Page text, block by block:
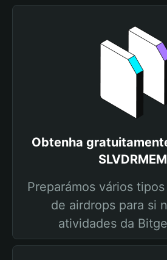
Obtenha
Preparámos vários
de airdrops para si
atividades da